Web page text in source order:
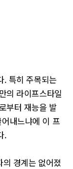
. 특히 주목되는
의 라이프스타일
부터 재능을 발
내느냐에 이 프
.
경계는 없어졌